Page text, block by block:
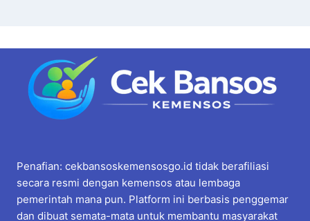
Penafian: cekbansoskemensosgo.id tidak berafiliasi
secara resmi dengan kemensos atau lembaga
pemerintah mana pun. Platform ini berbasis penggemar
dan dibuat semata-mata untuk membantu masyarakat